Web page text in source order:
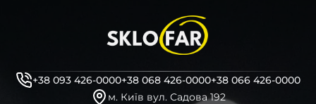
+38 093 426-0000+38 068 426-0000+38 066 426-0000
м. Київ вул. Садова 192